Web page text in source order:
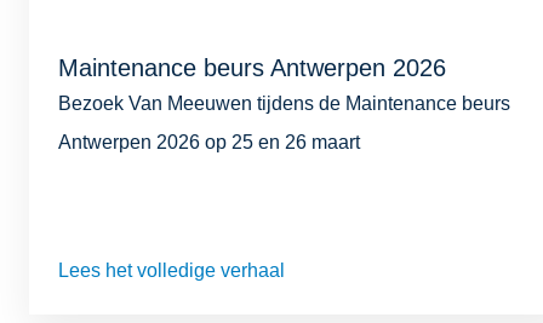
Maintenance beurs Antwerpen 2026
Bezoek Van Meeuwen tijdens de Maintenance beurs
Antwerpen 2026 op 25 en 26 maart
Lees het volledige verhaal